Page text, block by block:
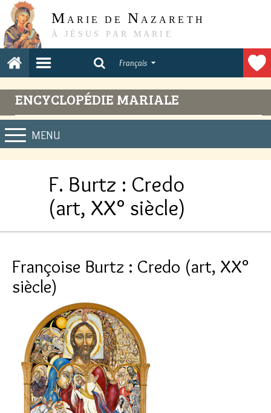
M ARIE DE N AZARETH
À JÉSUS PAR MARIE
Français
ENCYCLOPÉDIE MARIALE
MENU
F. Burtz : Credo
(art, XX° siècle)
Françoise Burtz : Credo (art, XX°
siècle)